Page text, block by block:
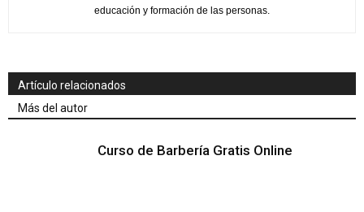
educación y formación de las personas.
Artículo relacionados
Más del autor
Curso de Barbería Gratis Online